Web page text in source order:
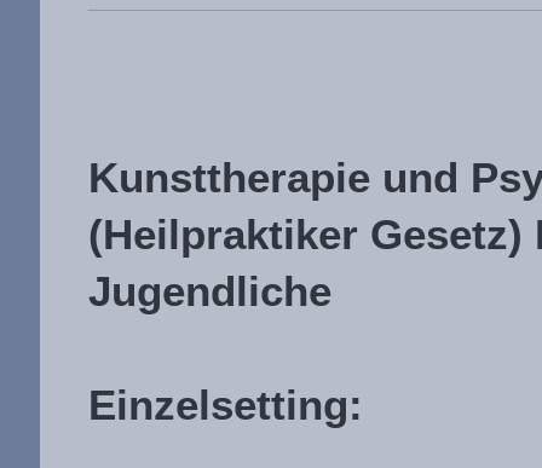
Kunsttherapie und
(Heilpraktiker Gesetz)
Jugendliche
Einzelsetting: